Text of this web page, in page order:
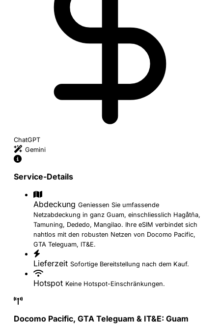
ChatGPT
Gemini
Service-Details
Abdeckung Geniessen Sie umfassende
Netzabdeckung in ganz Guam, einschliesslich Hagåtña,
Tamuning, Dededo, Mangilao. Ihre eSIM verbindet sich
nahtlos mit den robusten Netzen von Docomo Pacific,
GTA Teleguam, IT&E.
Lieferzeit Sofortige Bereitstellung nach dem Kauf.
Hotspot Keine Hotspot-Einschränkungen.
Docomo Pacific, GTA Teleguam & IT&E: Guam